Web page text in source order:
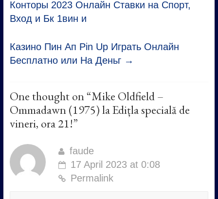
Конторы 2023 Онлайн Ставки на Спорт,
Вход и Бк 1вин и
Казино Пин Ап Pin Up Играть Онлайн
Бесплатно или На Деньг →
One thought on “Mike Oldfield –
Ommadawn (1975) la Edițla specială de
vineri, ora 21!”
faude
17 April 2023 at 0:08
Permalink